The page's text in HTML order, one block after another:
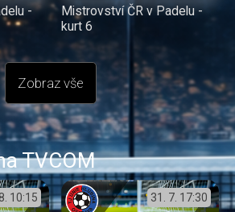
-
Mistrovství ČR v Padelu -
kurt 6
Zobraz vše
TVCOM
10:15 31. 7. 17:30